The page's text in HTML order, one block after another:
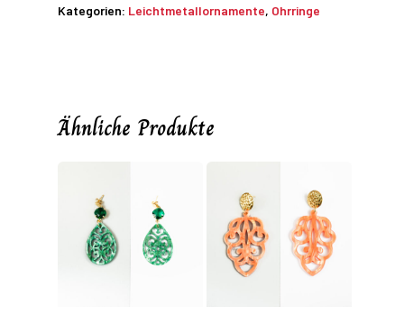
Kategorien: Leichtmetallornamente, Ohrringe
Ähnliche Produkte